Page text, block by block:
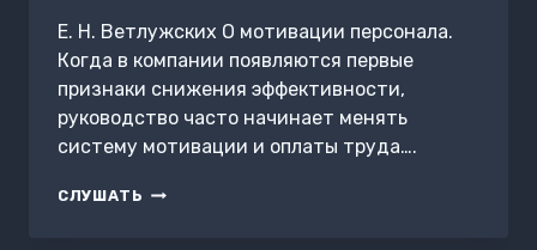
Е. Н. Ветлужских О мотивации персонала.
Когда в компании появляются первые
признаки снижения эффективности,
руководство часто начинает менять
систему мотивации и оплаты труда….
СЛУШАТЬ СИСТЕМА